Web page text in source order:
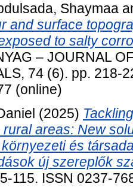
Shaymaa
and surface
to salty
– JOURNAL
74 (6). pp. 218-
(online)
(2025)
areas: New
és
új szereplők
115. ISSN 0237-